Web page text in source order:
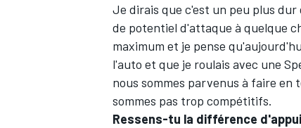
AUTRES CHAMPIONNATS
Je dirais que c'est un peu plus
de potentiel d'attaque à quelque
maximum et je pense
l'auto et que je roulais avec une
nous sommes parvenus à faire en
sommes pas trop compétitifs.
Ressens-tu la différence